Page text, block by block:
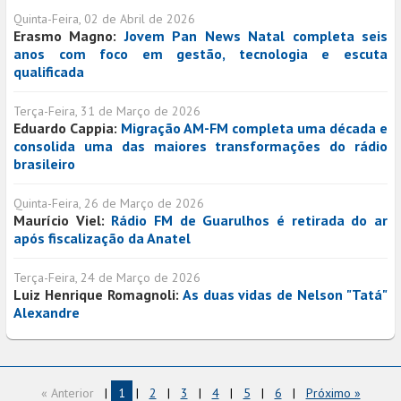
Quinta-Feira, 02 de Abril de 2026
Erasmo Magno:Jovem Pan News Natal completa seis
anos com foco em gestão, tecnologia e escuta
qualificada
Terça-Feira, 31 de Março de 2026
Eduardo Cappia: Migração AM-FM completa uma década e
consolida uma das maiores transformações do rádio
brasileiro
Quinta-Feira, 26 de Março de 2026
Maurício Viel: Rádio FM de Guarulhos é retirada do ar
após fiscalização da Anatel
Terça-Feira, 24 de Março de 2026
Luiz Henrique Romagnoli: As duas vidas de Nelson "Tatá"
Alexandre
« Anterior | 1 | 2 | 3 | 4 | 5 | 6 | Próximo »